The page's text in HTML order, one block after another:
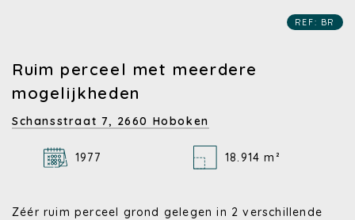
REF: BR
Ruim perceel met meerdere
mogelijkheden
Schansstraat 7, 2660 Hoboken
1977 18.914 m²
Zéér ruim perceel grond gelegen in 2 verschillende